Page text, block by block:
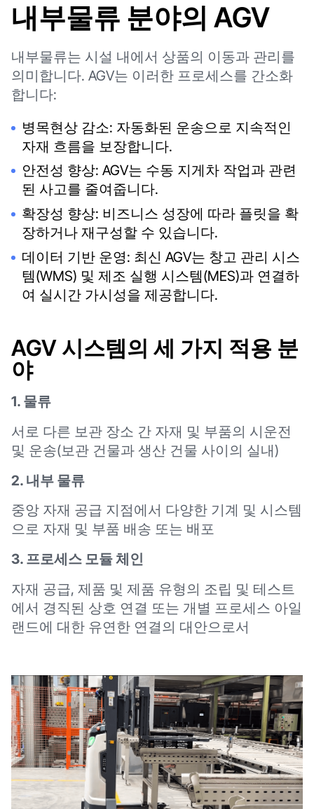
내부물류 분야의 AGV
내부물류는 시설 내에서 상품의 이동과 관리를
의미합니다. AGV는 이러한 프로세스를 간소화
합니다:
병목현상 감소: 자동화된 운송으로 지속적인
자재 흐름을 보장합니다.
안전성 향상: AGV는 수동 지게차 작업과 관련
된 사고를 줄여줍니다.
확장성 향상: 비즈니스 성장에 따라 플릿을 확
장하거나 재구성할 수 있습니다.
데이터 기반 운영: 최신 AGV는 창고 관리 시스
템(WMS) 및 제조 실행 시스템(MES)과 연결하
여 실시간 가시성을 제공합니다.
AGV 시스템의 세 가지 적용 분
야
1. 물류
서로 다른 보관 장소 간 자재 및 부품의 시운전
및 운송(보관 건물과 생산 건물 사이의 실내)
2. 내부 물류
중앙 자재 공급 지점에서 다양한 기계 및 시스템
으로 자재 및 부품 배송 또는 배포
3. 프로세스 모듈 체인
자재 공급, 제품 및 제품 유형의 조립 및 테스트
에서 경직된 상호 연결 또는 개별 프로세스 아일
랜드에 대한 유연한 연결의 대안으로서